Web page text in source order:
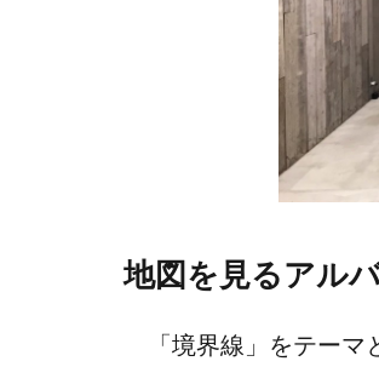
地図を見るアル
「境界線」をテーマ